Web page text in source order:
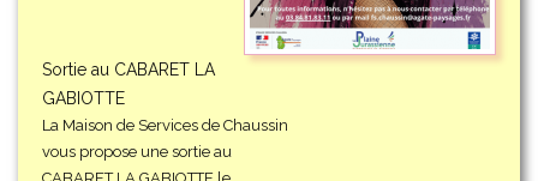
Sortie au CABARET LA
GABIOTTE
La Maison de Services de Chaussin
vous propose une sortie au